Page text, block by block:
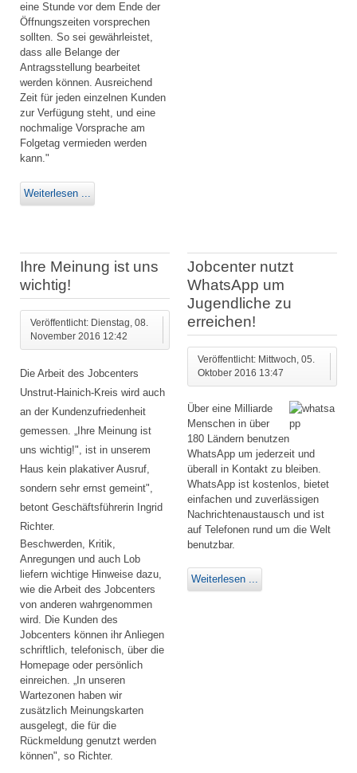
eine Stunde vor dem Ende der
Öffnungszeiten vorsprechen
sollten. So sei gewährleistet,
dass alle Belange der
Antragsstellung bearbeitet
werden können. Ausreichend
Zeit für jeden einzelnen Kunden
zur Verfügung steht, und eine
nochmalige Vorsprache am
Folgetag vermieden werden
kann."
Weiterlesen ...
Ihre Meinung ist uns
wichtig!
Veröffentlicht: Dienstag, 08.
November 2016 12:42
Die Arbeit des Jobcenters
Unstrut-Hainich-Kreis wird auch
an der Kundenzufriedenheit
gemessen. „Ihre Meinung ist
uns wichtig!", ist in unserem
Haus kein plakativer Ausruf,
sondern sehr ernst gemeint",
betont Geschäftsführerin Ingrid
Richter.
Beschwerden, Kritik,
Anregungen und auch Lob
liefern wichtige Hinweise dazu,
wie die Arbeit des Jobcenters
von anderen wahrgenommen
wird. Die Kunden des
Jobcenters können ihr Anliegen
schriftlich, telefonisch, über die
Homepage oder persönlich
einreichen. „In unseren
Wartezonen haben wir
zusätzlich Meinungskarten
ausgelegt, die für die
Rückmeldung genutzt werden
können", so Richter.
Jobcenter nutzt
WhatsApp um
Jugendliche zu
erreichen!
Veröffentlicht: Mittwoch, 05.
Oktober 2016 13:47
Über eine Milliarde
Menschen in über
180 Ländern benutzen
WhatsApp um jederzeit und
überall in Kontakt zu bleiben.
WhatsApp ist kostenlos, bietet
einfachen und zuverlässigen
Nachrichtenaustausch und ist
auf Telefonen rund um die Welt
benutzbar.
Weiterlesen ...